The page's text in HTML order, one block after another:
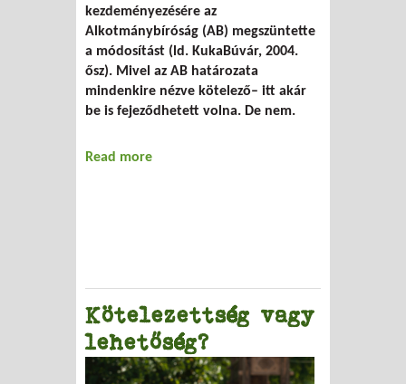
kezdeményezésére az
Alkotmánybíróság (AB) megszüntette
a módosítást (ld. KukaBúvár, 2004.
ősz). Mivel az AB határozata
mindenkire nézve kötelező– itt akár
be is fejeződhetett volna. De nem.
Read more
Kötelezettség vagy
lehetőség?